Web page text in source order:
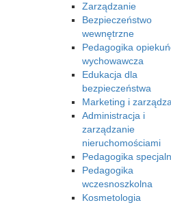
Zarządzanie
Bezpieczeństwo
wewnętrzne
Pedagogika
wychowawcza
Edukacja dla
bezpieczeństwa
Marketing i
Administracja i
zarządzanie
nieruchomościami
Pedagogika
Pedagogika
wczesnoszkolna
Kosmetologia